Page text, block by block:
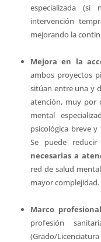
especializada (si
intervención
mejorando la
Mejora en la
ambos proyectos
sitúan entre una y
atención, muy por
mental
psicológica breve
Se puede reducir
necesarias a
red de salud
mayor complejidad.
Marco
profesión
(Grado/